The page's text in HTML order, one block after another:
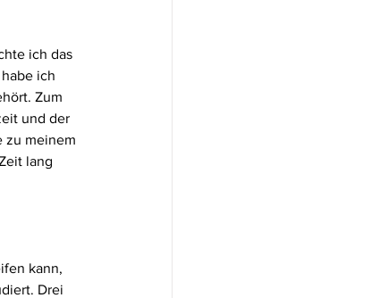
ich das
ich
Zum
und der
zu meinem
lang
kann,
Drei